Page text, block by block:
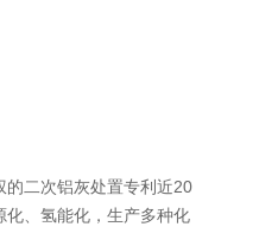
的二次铝灰处置专利近20
化、氢能化，生产多种化